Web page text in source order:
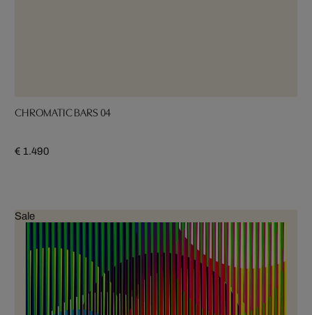
CHROMATIC BARS 04
€ 1.490
Sale